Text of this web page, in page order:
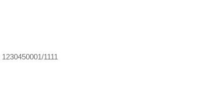
1111